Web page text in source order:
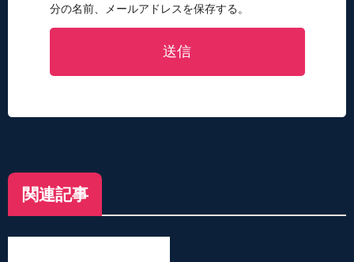
分の名前、メールアドレスを保存する。
送信
関連記事